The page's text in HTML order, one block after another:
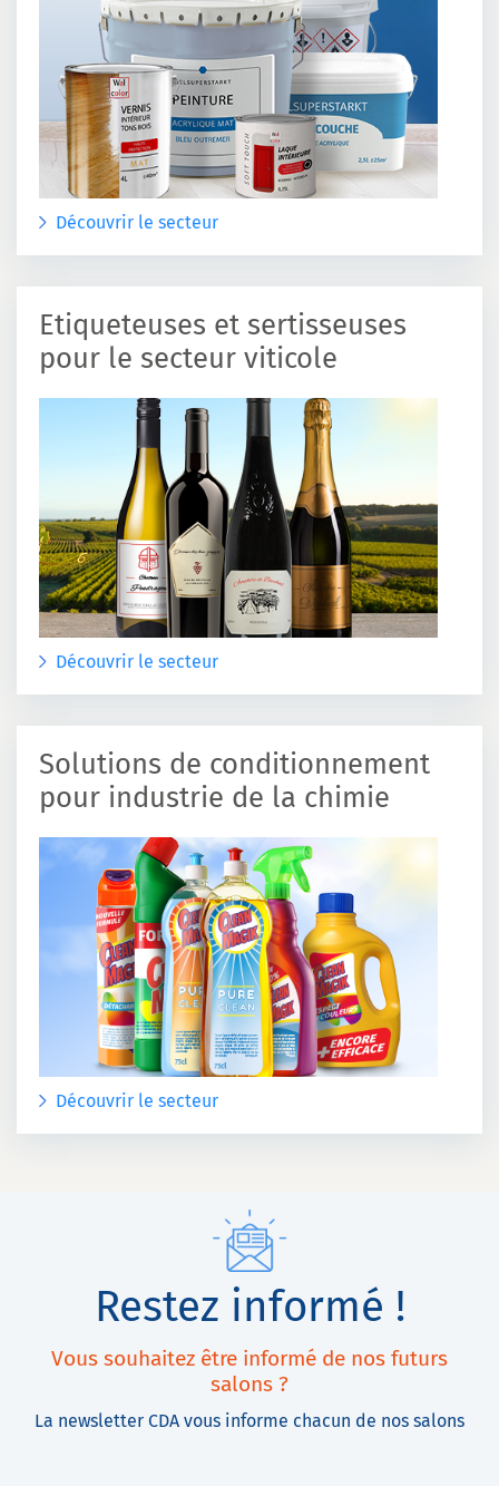
Découvrir le secteur
Etiqueteuses et sertisseuses
pour le secteur viticole
Découvrir le secteur
Solutions de conditionnement
pour industrie de la chimie
Découvrir le secteur
Restez informé !
Vous souhaitez être informé de nos futurs
salons ?
La newsletter CDA vous informe chacun de nos salons